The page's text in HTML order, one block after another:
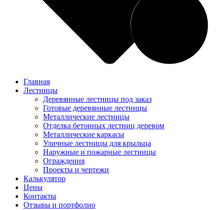
Главная
Лестницы
Деревянные лестницы под заказ
Готовые деревянные лестницы
Металлические лестницы
Отделка бетонных лестниц деревом
Металлические каркасы
Уличные лестницы для крыльца
Наружные и пожарные лестницы
Ограждения
Проекты и чертежи
Калькулятор
Цены
Контакты
Отзывы и портфолио